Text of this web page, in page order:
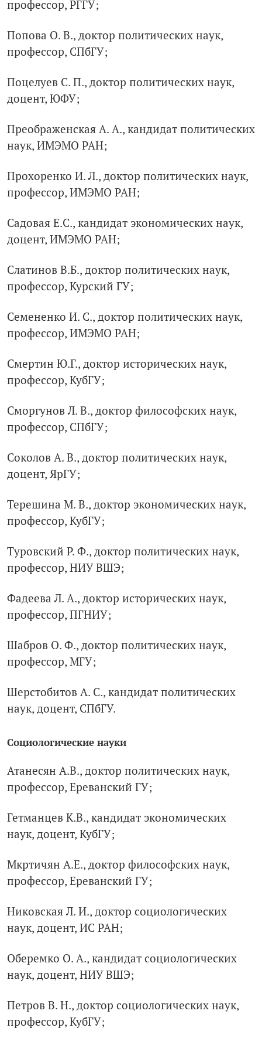
профессор, РГГУ;
Попова О. В., доктор политических наук,
профессор, СПбГУ;
Поцелуев С. П., доктор политических наук,
доцент, ЮФУ;
Преображенская А. А., кандидат политических
наук, ИМЭМО РАН;
Прохоренко И. Л., доктор политических наук,
профессор, ИМЭМО РАН;
Садовая Е.С., кандидат экономических наук,
доцент, ИМЭМО РАН;
Слатинов В.Б., доктор политических наук,
профессор, Курский ГУ;
Семененко И. С., доктор политических наук,
профессор, ИМЭМО РАН;
Смертин Ю.Г., доктор исторических наук,
профессор, КубГУ;
Сморгунов Л. В., доктор философских наук,
профессор, СПбГУ;
Соколов А. В., доктор политических наук,
доцент, ЯрГУ;
Терешина М. В., доктор экономических наук,
профессор, КубГУ;
Туровский Р. Ф., доктор политических наук,
профессор, НИУ ВШЭ;
Фадеева Л. А., доктор исторических наук,
профессор, ПГНИУ;
Шабров О. Ф., доктор политических наук,
профессор, МГУ;
Шерстобитов А. С., кандидат политических
наук, доцент, СПбГУ.
Социологические науки
Атанесян А.В., доктор политических наук,
профессор, Ереванский ГУ;
Гетманцев К.В., кандидат экономических
наук, доцент, КубГУ;
Мкртичян А.Е., доктор философских наук,
профессор, Ереванский ГУ;
Никовская Л. И., доктор социологических
наук, доцент, ИС РАН;
Оберемко О. А., кандидат социологических
наук, доцент, НИУ ВШЭ;
Петров В. Н., доктор социологических наук,
профессор, КубГУ;